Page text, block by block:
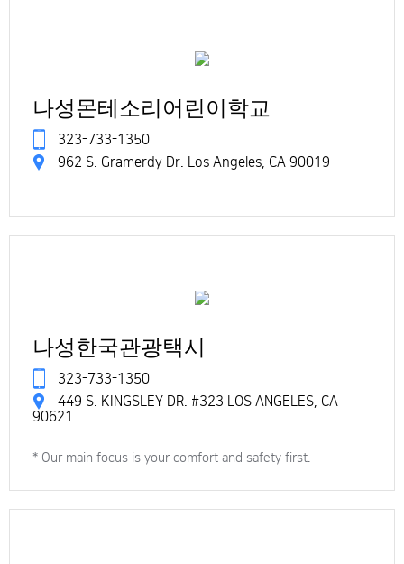
나성몬테소리어린이학교
323-733-1350
962 S. Gramerdy Dr. Los Angeles, CA 90019
나성한국관광택시
323-733-1350
449 S. KINGSLEY DR. #323 LOS ANGELES, CA
90621
* Our main focus is your comfort and safety first.